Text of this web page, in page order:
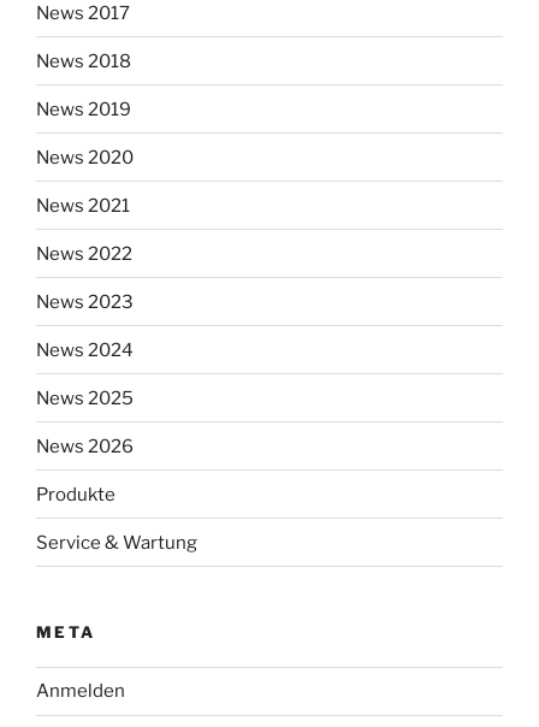
News 2017
News 2018
News 2019
News 2020
News 2021
News 2022
News 2023
News 2024
News 2025
News 2026
Produkte
Service & Wartung
META
Anmelden